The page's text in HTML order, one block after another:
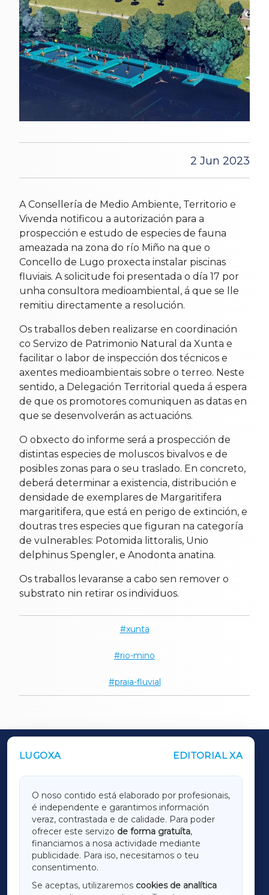
2 Jun 2023
A Consellería de Medio Ambiente, Territorio e
Vivenda notificou a autorización para a
prospección e estudo de especies de fauna
ameazada na zona do río Miño na que o
Concello de Lugo proxecta instalar piscinas
fluviais. A solicitude foi presentada o día 17 por
unha consultora medioambiental, á que se lle
remitiu directamente a resolución.
Os traballos deben realizarse en coordinación
co Servizo de Patrimonio Natural da Xunta e
facilitar o labor de inspección dos técnicos e
axentes medioambientais sobre o terreo. Neste
sentido, a Delegación Territorial queda á espera
de que os promotores comuniquen as datas en
que se desenvolverán as actuacións.
O obxecto do informe será a prospección de
distintas especies de moluscos bivalvos e de
posibles zonas para o seu traslado. En concreto,
deberá determinar a existencia, distribución e
densidade de exemplares de Margaritifera
margaritifera, que está en perigo de extinción, e
doutras tres especies que figuran na categoría
de vulnerables: Potomida littoralis, Unio
delphinus Spengler, e Anodonta anatina.
Os traballos levaranse a cabo sen remover o
substrato nin retirar os individuos.
xunta
rio-mino
praia-fluvial
LUGOXA EDITORIAL XA
O noso contido está elaborado por profesionais,
é independente e garantimos información
veraz, contrastada e de calidade. Para poder
ofrecer este servizo de forma gratuíta,
financiamos a nosa actividade mediante
publicidade. Para iso, necesitamos o teu
consentimento.
Se aceptas, utilizaremos cookies de analítica
OUTROS PERIÓDICOS
LUGOXA
TERRACHAXA